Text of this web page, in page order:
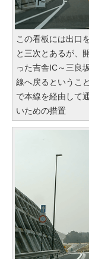
この看板には出口
と三次とあるが、
った吉舎IC～三良
線へ戻るというこ
で本線を経由して
いための措置